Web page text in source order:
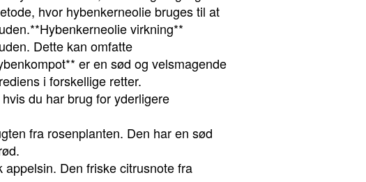
hvor hybenkerneolie bruges til at
virkning**
Dette kan omfatte
er en sød og velsmagende
i forskellige retter.
du har brug for yderligere
fra rosenplanten. Den har en sød
Den friske citrusnote fra